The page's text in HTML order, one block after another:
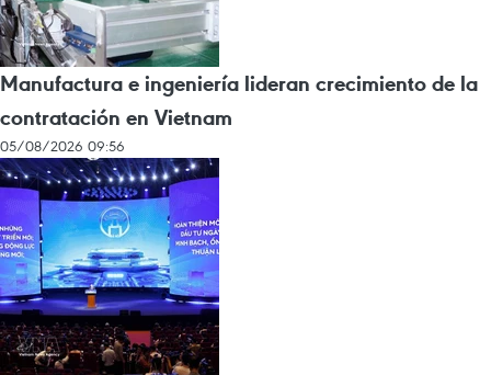
Manufactura e ingeniería lideran crecimiento de la
contratación en Vietnam
05/08/2026 09:56